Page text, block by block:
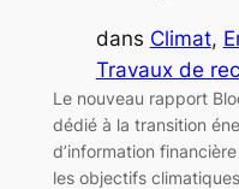
dans Climat,
Travaux de
Le nouveau rapport
dédié à la transition
d’information
les objectifs